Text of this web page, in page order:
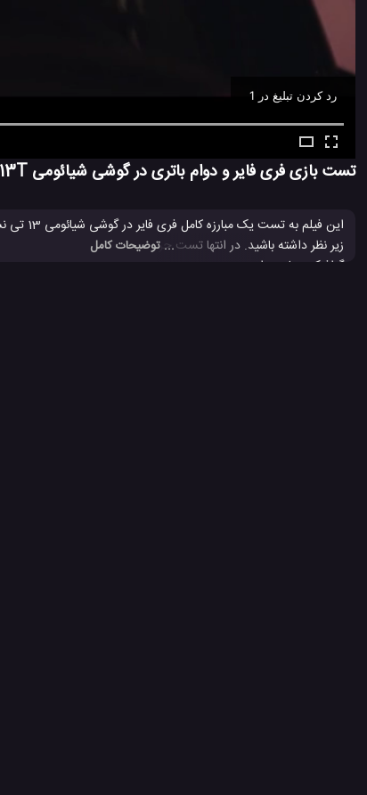
رد کردن تبلیغ در 1
Ad - 00:30
تست بازی فری فایر و دوام باتری در گوشی شیائومی 13T
این فیلم به تست یک مبارزه کامل فری فایر در گوشی شیائومی 13 تی نسخه معمولی اختصاص دارد و شما می توانید زمان گذشته از بازی و وضعیت باتری را در هنگام تماشای
گرافیکی مناسب است.
... توضیحات کامل